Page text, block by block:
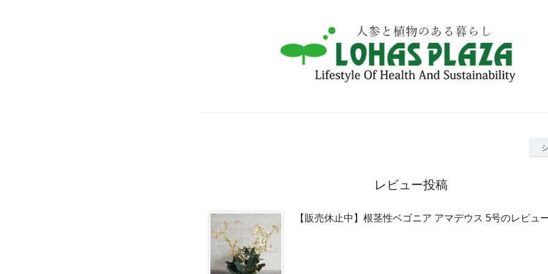
レビュー投稿
【販売休止中】根茎性ベゴニア アマデウス 5号のレビュ